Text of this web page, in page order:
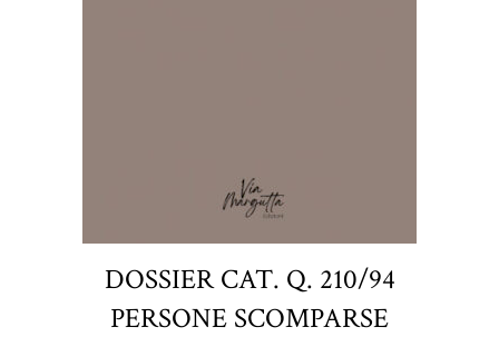
DOSSIER CAT. Q. 210/94
PERSONE SCOMPARSE